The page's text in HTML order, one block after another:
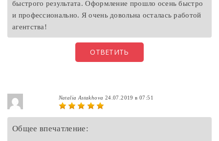
быстрого результата. Оформление прошло осень быстро
и профессионально. Я очень довольна осталась работой
агентства!
ОТВЕТИТЬ
Natalia Astakhova 24.07.2019 в 07:51
Общее впечатление: